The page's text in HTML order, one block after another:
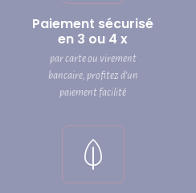
Paiement sécurisé
en 3 ou 4 x
par carte ou virement
bancaire, profitez d’un
paiement facilité